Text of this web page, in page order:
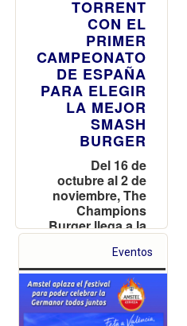
TORRENT
CON EL
PRIMER
CAMPEONATO
DE ESPAÑA
PARA ELEGIR
LA MEJOR
SMASH
BURGER
Del 16 de
octubre al 2 de
noviembre, The
Champions
Burger llega a la
nueva apuesta
que está
revolucionando
el sector de las
hamburguesas
Eventos